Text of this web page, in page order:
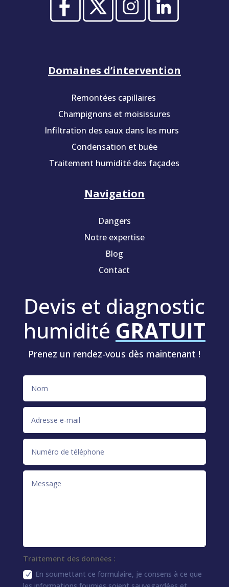
Domaines d’intervention
Remontées capillaires
Champignons et moisissures
Infiltration des eaux dans les murs
Condensation et buée
Traitement humidité des façades
Navigation
Dangers
Notre expertise
Blog
Contact
Devis et diagnostic
humidité GRATUIT
Prenez un rendez-vous dès maintenant !
Traitement des données :
En soumettant ce formulaire, je consens à ce que